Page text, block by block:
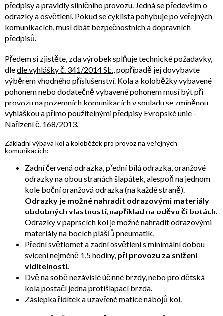
předpisy a pravidly silničního provozu. Jedná se především o
odrazky a osvětlení. Pokud se cyklista pohybuje po veřejných
komunikacích, musí dbát bezpečnostních a dopravních
předpisů.
Předem si zjistěte, zda výrobek splňuje technické požadavky,
dledle vyhlášky č. 341/2014 Sb., popřípadě jej dovybavte
výběrem vhodného příslušenství. Kola a koloběžky vybavené
pohonem nebo dodatečně vybavené pohonem musí být při
provozu na pozemních komunikacích v souladu se zmíněnou
vyhláškou a přímo použitelnými předpisy Evropské unie -
Nařízení č. 168/2013.
Základní výbava kol a koloběžek pro provoz na veřejných
komunikacích:
Zadní červená odrazka, přední bílá odrazka, oranžové
odrazky na obou stranách šlapátek, alespoň na jednom
kole boční oranžová odrazka (na každé straně).
Odrazky je možné nahradit odrazovými materiály
obdobných vlastností, například na oděvu či botách.
Odrazky v paprscích kol je možné nahradit odrazovými
materiály na bocích plášťů pneumatik.
Přední světlomet a zadní osvětlení s minimální dobou
svícení nejméně 1,5 hodiny, při provozu za snížení
viditelnosti.
Dvě na sobě nezávislé účinné brzdy, nebo pro dětská
kola postačí jedna protišlapací brzda.
Záslepka řídítek a uzavřené matice nábojů kol.